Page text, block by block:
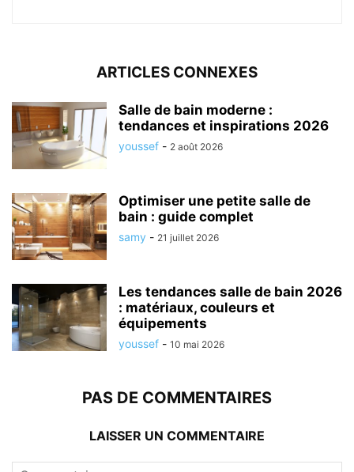
ARTICLES CONNEXES
Salle de bain moderne :
tendances et inspirations 2026
youssef - 2 août 2026
Optimiser une petite salle de
bain : guide complet
samy - 21 juillet 2026
Les tendances salle de bain 2026
: matériaux, couleurs et
équipements
youssef - 10 mai 2026
PAS DE COMMENTAIRES
LAISSER UN COMMENTAIRE